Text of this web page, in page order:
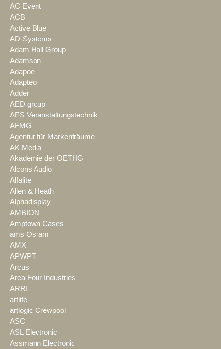
AC Event
ACB
Active Blue
AD-Systems
Adam Hall Group
Adamson
Adapoe
Adapteo
Adder
AED group
AES Veranstaltungstechnik
AFMG
Agentur für Markenträume
AK Media
Akademie der OETHG
Alcons Audio
Alfalite
Allen & Heath
Alphadisplay
AMBION
Amptown Cases
ams Osram
AMX
APWPT
Arcus
Area Four Industries
ARRI
artlife
artlogic Crewpool
ASC
ASL Electronic
Assmann Electronic